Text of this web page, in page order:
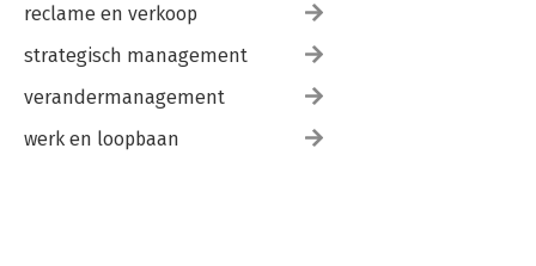
reclame en verkoop
strategisch management
verandermanagement
werk en loopbaan